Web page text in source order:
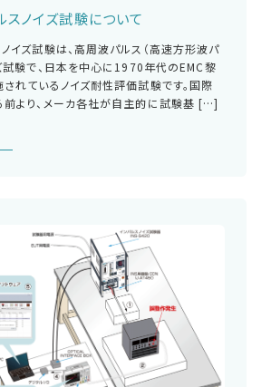
スノイズ試験について
イズ試験は、高周波パルス（高速方形波パ
試験で、日本を中心に1970年代のEMC黎
れているノイズ耐性評価試験です。国際
より、メーカ各社が自主的に試験基 […]